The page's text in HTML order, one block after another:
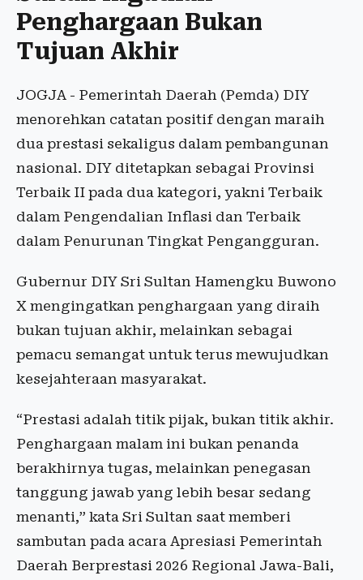
Penghargaan Bukan
Tujuan Akhir
JOGJA - Pemerintah Daerah (Pemda) DIY
menorehkan catatan positif dengan maraih
dua prestasi sekaligus dalam pembangunan
nasional. DIY ditetapkan sebagai Provinsi
Terbaik II pada dua kategori, yakni Terbaik
dalam Pengendalian Inflasi dan Terbaik
dalam Penurunan Tingkat Pengangguran.
Gubernur DIY Sri Sultan Hamengku Buwono
X mengingatkan penghargaan yang diraih
bukan tujuan akhir, melainkan sebagai
pemacu semangat untuk terus mewujudkan
kesejahteraan masyarakat.
“Prestasi adalah titik pijak, bukan titik akhir.
Penghargaan malam ini bukan penanda
berakhirnya tugas, melainkan penegasan
tanggung jawab yang lebih besar sedang
menanti,” kata Sri Sultan saat memberi
sambutan pada acara Apresiasi Pemerintah
Daerah Berprestasi 2026 Regional Jawa-Bali,